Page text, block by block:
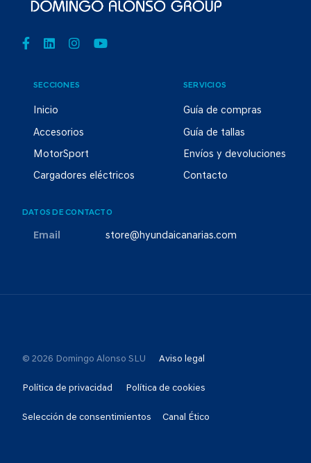
SECCIONES
Inicio
Accesorios
MotorSport
Cargadores eléctricos
SERVICIOS
Guía de compras
Guía de tallas
Envíos y devoluciones
Contacto
DATOS DE CONTACTO
Email store@hyundaicanarias.com
© 2026 Domingo Alonso SLU Aviso legal
Política de privacidad Política de cookies
Selección de consentimientos Canal Ético